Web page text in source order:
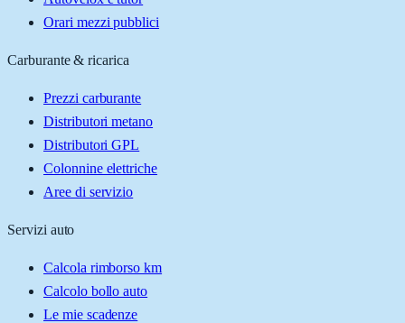
Orari mezzi pubblici
Carburante & ricarica
Prezzi carburante
Distributori metano
Distributori GPL
Colonnine elettriche
Aree di servizio
Servizi auto
Calcola rimborso km
Calcolo bollo auto
Le mie scadenze